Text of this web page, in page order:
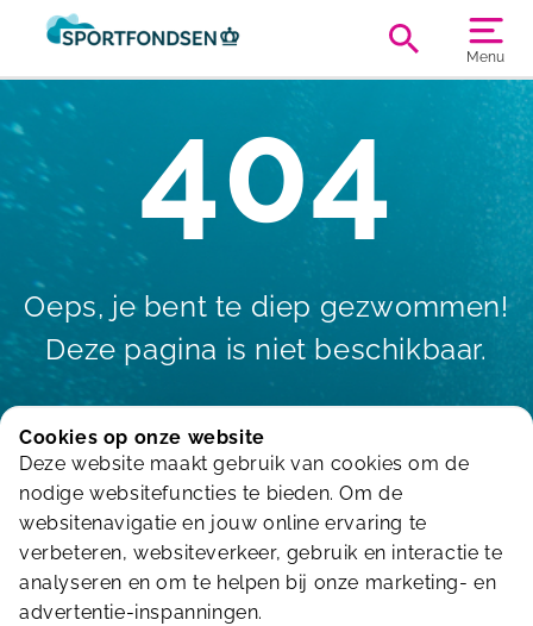
Menu
404
Oeps, je bent te diep gezwommen!
Deze pagina is niet beschikbaar.
terug naar Home
Stuur ons een bericht.
Cookies op onze website
Deze website maakt gebruik van cookies om de
nodige websitefuncties te bieden. Om de
websitenavigatie en jouw online ervaring te
verbeteren, websiteverkeer, gebruik en interactie te
analyseren en om te helpen bij onze marketing- en
advertentie-inspanningen.